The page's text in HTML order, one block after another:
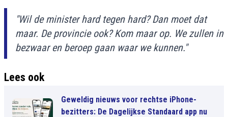
"Wil de minister hard tegen hard? Dan moet dat
maar. De provincie ook? Kom maar op. We zullen in
bezwaar en beroep gaan waar we kunnen."
Lees ook
Geweldig nieuws voor rechtse iPhone-
bezitters: De Dagelijkse Standaard app nu